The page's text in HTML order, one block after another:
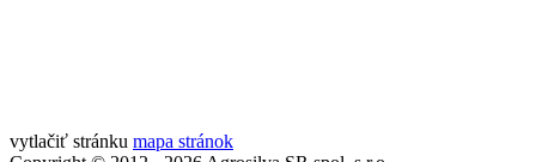
vytlačiť stránku mapa stránok